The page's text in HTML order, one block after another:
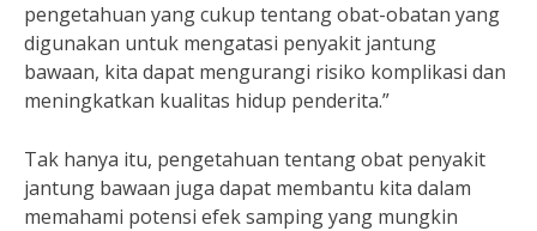
pengetahuan yang cukup tentang obat-obatan yang
digunakan untuk mengatasi penyakit jantung
bawaan, kita dapat mengurangi risiko komplikasi dan
meningkatkan kualitas hidup penderita.”
Tak hanya itu, pengetahuan tentang obat penyakit
jantung bawaan juga dapat membantu kita dalam
memahami potensi efek samping yang mungkin